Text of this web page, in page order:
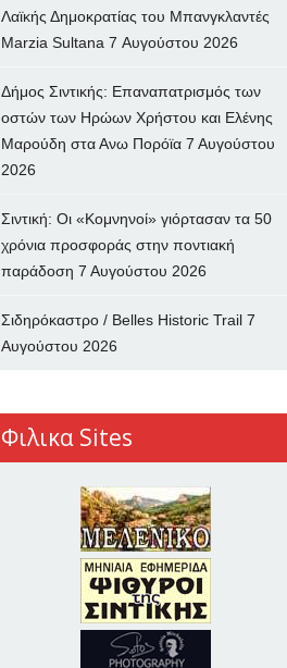
Λαϊκής Δημοκρατίας του Μπανγκλαντές
Marzia Sultana 7 Αυγούστου 2026
Δήμος Σιντικής: Επαναπατρισμός των
oστών των Ηρώων Χρήστου και Ελένης
Μαρούδη στα Ανω Πορόϊα 7 Αυγούστου
2026
Σιντική: Οι «Κομνηνοί» γιόρτασαν τα 50
χρόνια προσφοράς στην ποντιακή
παράδοση 7 Αυγούστου 2026
Σιδηρόκαστρο / Belles Historic Trail 7
Αυγούστου 2026
Φιλικα Sites